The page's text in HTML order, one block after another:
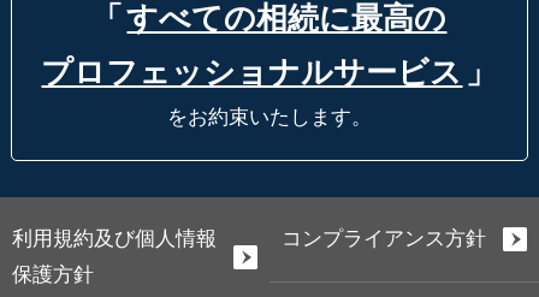
「 すべての相続に最高の
プロフェッショナルサービス 」
をお約束いたします。
利用規約及び個人情報
保護方針
コンプライアンス方針